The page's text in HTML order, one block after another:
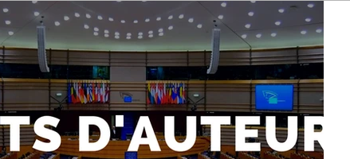
CONSEILS SUR UN ENREGISTREMENT EN S